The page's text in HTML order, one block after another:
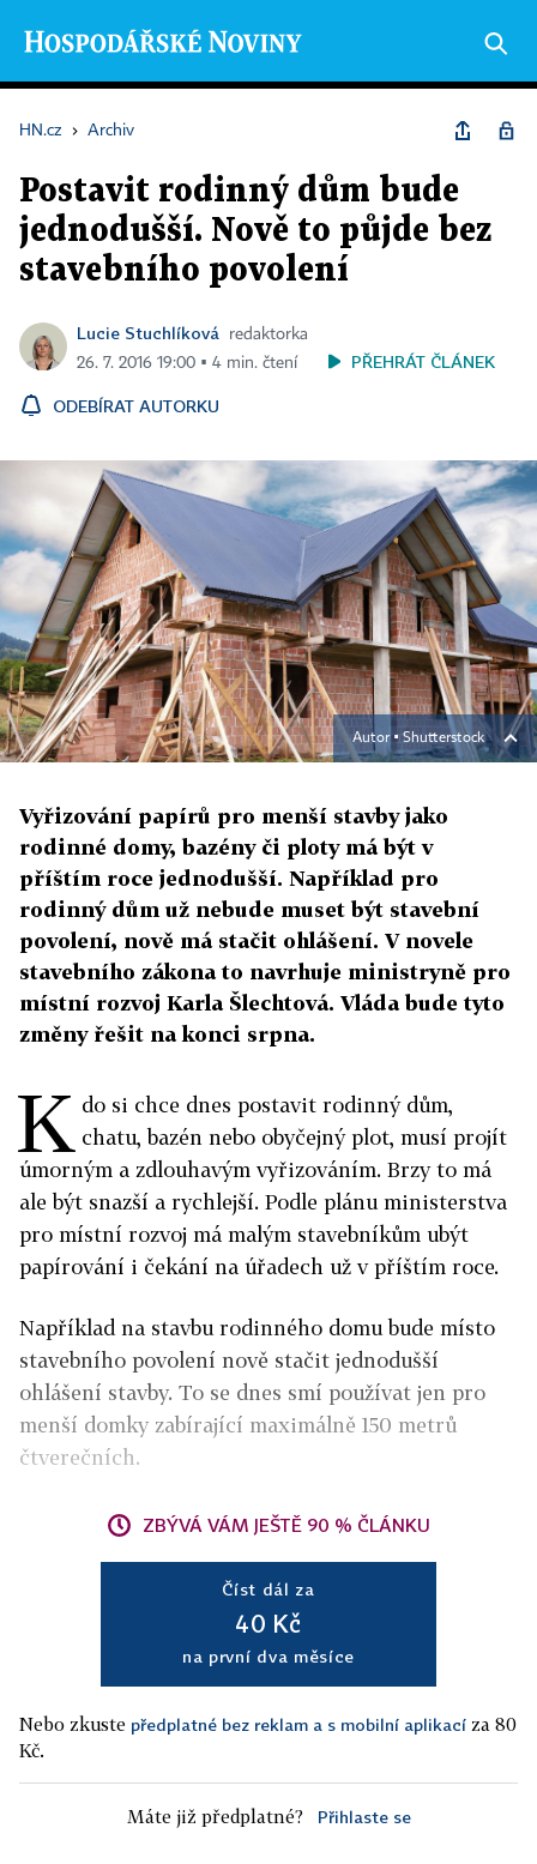
HN.cz › Archiv
Postavit rodinný dům bude
jednodušší. Nově to půjde bez
stavebního povolení
Lucie Stuchlíková
redaktorka
26. 7. 2016 19:00 ▪ 4 min. čtení
PŘEHRÁT ČLÁNEK
ODEBÍRAT AUTORKU
Autor ▪Shutterstock
Vyřizování papírů pro menší stavby jako
rodinné domy, bazény či ploty má být v
příštím roce jednodušší. Například pro
rodinný dům už nebude muset být stavební
povolení, nově má stačit ohlášení. V novele
stavebního zákona to navrhuje ministryně pro
místní rozvoj Karla Šlechtová. Vláda bude tyto
změny řešit na konci srpna.
K do si chce dnes postavit rodinný dům,
chatu, bazén nebo obyčejný plot, musí projít
úmorným a zdlouhavým vyřizováním. Brzy to má
ale být snazší a rychlejší. Podle plánu ministerstva
pro místní rozvoj má malým stavebníkům ubýt
papírování i čekání na úřadech už v příštím roce.
Například na stavbu rodinného domu bude místo
stavebního povolení nově stačit jednodušší
ohlášení stavby. To se dnes smí používat jen pro
menší domky zabírající maximálně 150 metrů
čtverečních.
ZBÝVÁ VÁM JEŠTĚ 90 % ČLÁNKU
Číst dál za
40 Kč
na první dva měsíce
Nebo zkuste předplatné bez reklam a s mobilní aplikací za 80
Kč.
Máte již předplatné? Přihlaste se